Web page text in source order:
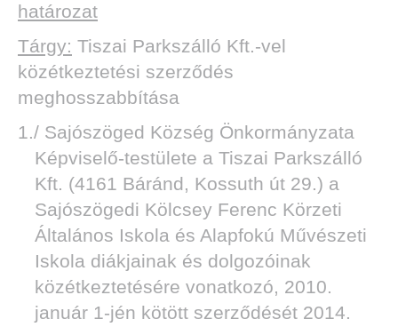
határozat
Tárgy: Tiszai Parkszálló Kft.-vel
közétkeztetési szerződés
meghosszabbítása
1./ Sajószöged Község Önkormányzata
Képviselő-testülete a Tiszai Parkszálló
Kft. (4161 Báránd, Kossuth út 29.) a
Sajószögedi Kölcsey Ferenc Körzeti
Általános Iskola és Alapfokú Művészeti
Iskola diákjainak és dolgozóinak
közétkeztetésére vonatkozó, 2010.
január 1-jén kötött szerződését 2014.